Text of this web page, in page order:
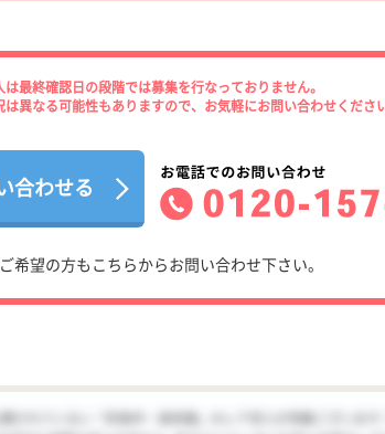
は最終確認日の段階では募集を行なっておりません。
は異なる可能性もありますので、お気軽にお問い合わせくださ
合わせる
希望の方もこちらからお問い合わせ下さい。